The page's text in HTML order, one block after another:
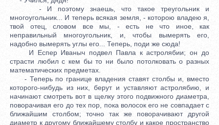
- И поэтому знаешь, что такое треугольник и
многоугольник... И теперь всякая земля, - которою владею я,
твой отец, словом все мы, - есть не что иное, как
неправильный многоугольник, и, чтобы вымерять его,
надобно вымерять углы его... Теперь, поди же сюда!
И Еспер Иваныч подвел Павла к астролябии; он до
страсти любил с кем бы то ни было потолковать о разных
математических предметах.
- Теперь по границе владения ставят столбы и, вместо
которого-нибудь из них, берут и уставляют астролябию, и
начинают смотреть вот в щелку этого подвижного диаметра,
поворачивая его до тех пор, пока волосок его не совпадает с
ближайшим столбом; точно так же поворачивают другой
диаметр к другому ближайшему столбу и какое пространство